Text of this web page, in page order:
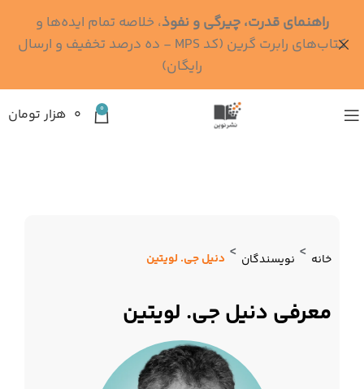
0 ۰ هزار تومان
خانه > نویسندگان > دنیل جی. لویتین
معرفی دنیل جی. لویتین
راهنمای قدرت، چیرگی و نفوذ، خلاصه تمام ایده‌ها و
کتاب‌های رابرت گرین (کد MPS - ده درصد تخفیف و ارسال
رایگان)